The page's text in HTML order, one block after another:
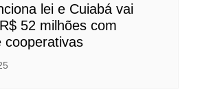
lei e Cuiabá vai
52 milhões com
cooperativas